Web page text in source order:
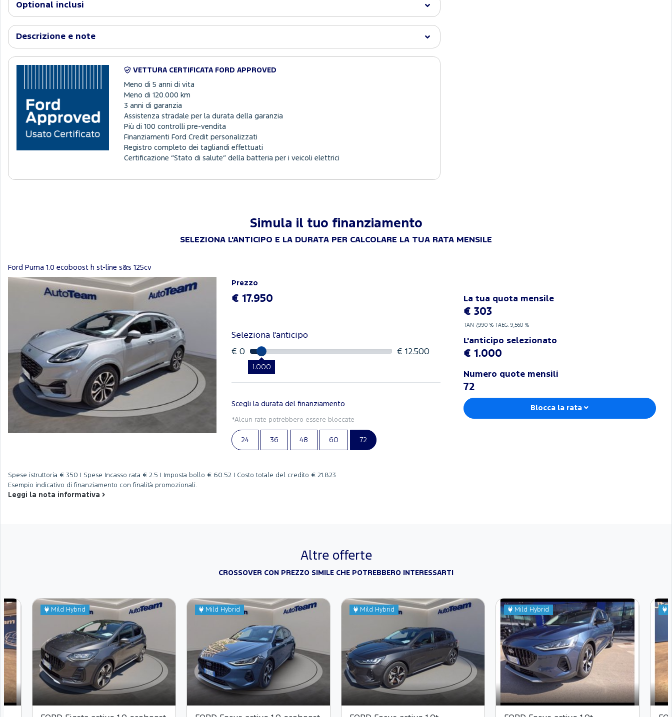
Optional inclusi
Descrizione e note
VETTURA CERTIFICATA FORD APPROVED
Meno di 5 anni di vita
Meno di 120.000 km
3 anni di garanzia
Assistenza stradale per la durata della garanzia
Più di 100 controlli pre-vendita
Finanziamenti Ford Credit personalizzati
Registro completo dei tagliandi effettuati
Certificazione “Stato di salute” della batteria per i veicoli elettrici
Simula il tuo finanziamento
SELEZIONA L'ANTICIPO E LA DURATA PER CALCOLARE LA TUA RATA MENSILE
Ford Puma 1.0 ecoboost h st-line s&s 125cv
Prezzo
€ 17.950
Seleziona l'anticipo
€ 0
1.000
€ 12.500
Scegli la durata del finanziamento
*Alcun rate potrebbero essere bloccate
24 36 48 60 72
La tua quota mensile
€ 303
TAN 7,990 %TAEG. 9,560 %
L'anticipo selezionato
€ 1.000
Numero quote mensili
72
Blocca la rata
Spese istruttoria € 350 | Spese Incasso rata € 2.5 | Imposta bollo € 60.52 | Costo totale del credito € 21.823
Esempio indicativo di finanziamento con finalità promozionali.
Leggi la nota informativa
Altre offerte
CROSSOVER CON PREZZO SIMILE CHE POTREBBERO INTERESSARTI
Mild Hybrid Mild Hybrid Mild Hybrid Mild Hybrid